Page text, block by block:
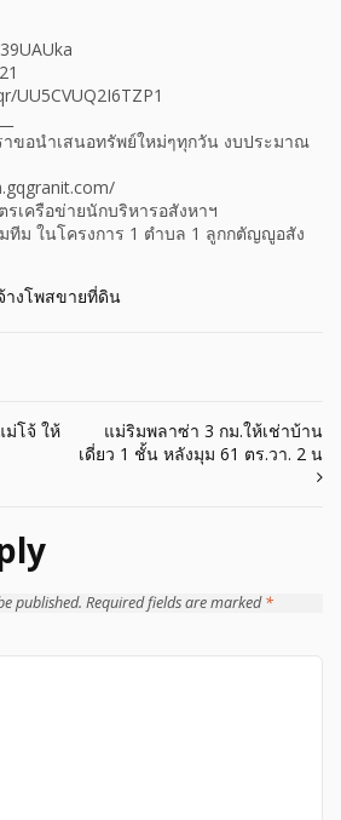
UU5CVUQ2I6TZP1
าขอนำเสนอทรัพย์ใหม่ๆทุกวัน งบประมาณ
เครือข่ายนักบริหารอสังหาฯ
ทีม ในโครงการ 1 ตำบล 1 ลูกกตัญญูอสัง
างโพสขายที่ดิน
โจ้ ให้
แม่ริมพลาซ่า 3 กม.ให้เช่าบ้าน
เดี่ยว 1 ชั้น หลังมุม 61 ตร.วา. 2 น
published. Required fields are marked*